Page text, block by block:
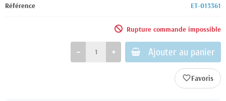
Référence ET-013361
Rupture commande impossible
Ajouter au panier
favorite_border